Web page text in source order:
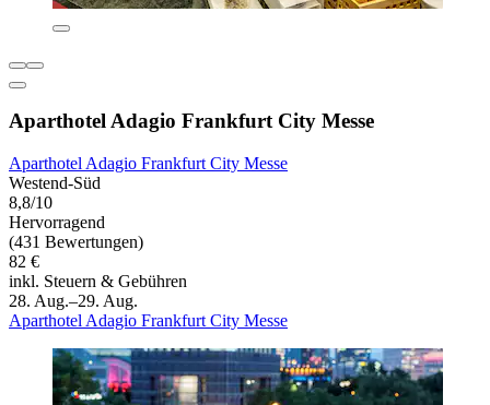
Aparthotel Adagio Frankfurt City Messe
Aparthotel Adagio Frankfurt City Messe
Westend-Süd
8,8/10
Hervorragend
(431 Bewertungen)
82 €
inkl. Steuern & Gebühren
28. Aug.–29. Aug.
Aparthotel Adagio Frankfurt City Messe